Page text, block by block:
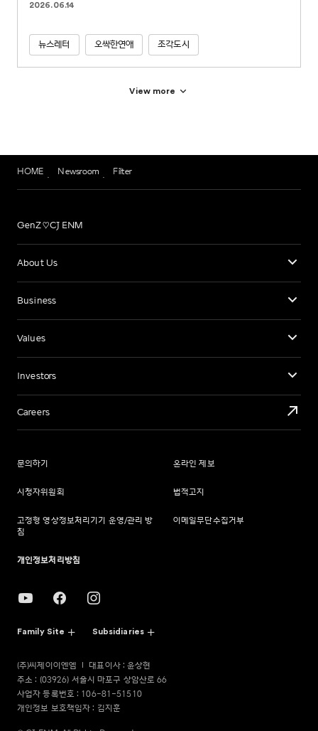
2026.06.14
뉴스레터 오싹한연애 조각도시
View more
HOME Newsroom Filter
GenZ♡CJ ENM
About Us
Business
Values
Investors
Careers
문의하기 온라인 제보
시청자위원회 법적고지
고정형 영상정보처리기기 운영/관리 방
침
이메일무단수집거부
개인정보처리방침
Family Site Subsidiaries
(주)씨제이이엔엠
대표이사 : 윤상현
주소 : (03926) 서울시 마포구 상암산로 66
사업자 등록번호 : 106-81-51510
개인정보 보호책임자 : 김지훈